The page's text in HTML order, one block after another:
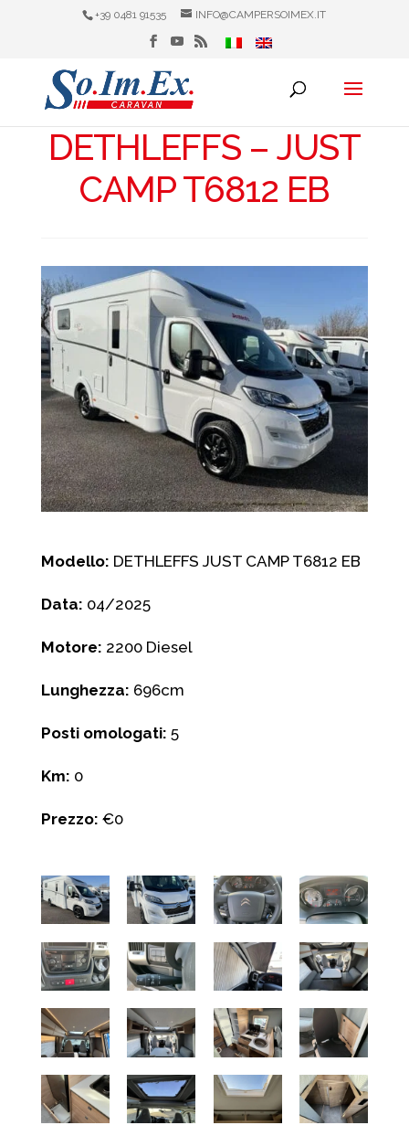
+39 0481 91535 INFO@CAMPERSOIMEX.IT
DETHLEFFS – JUST
CAMP T6812 EB
Modello: DETHLEFFS JUST CAMP T6812 EB
Data: 04/2025
Motore: 2200 Diesel
Lunghezza: 696cm
Posti omologati: 5
Km: 0
Prezzo: €0